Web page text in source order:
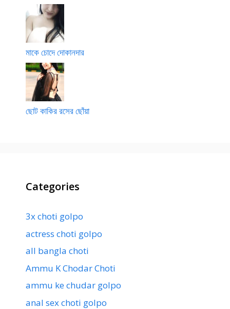
মাকে চোদে দোকানদার
ছোট কাকির রসের ছোঁয়া
Categories
3x choti golpo
actress choti golpo
all bangla choti
Ammu K Chodar Choti
ammu ke chudar golpo
anal sex choti golpo